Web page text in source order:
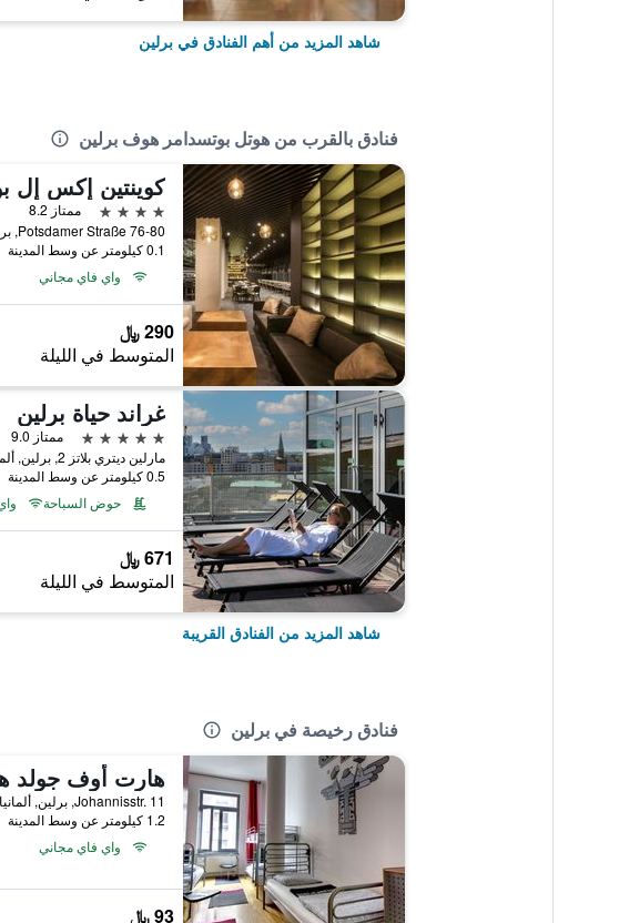
شاهد المزيد من أهم الفنادق في برلين
فنادق بالقرب من هوتل بوتسدامر هوف برلين
4 نجوم
ممتاز 8.2
Potsdamer Straße 76-80, برلين, ألمانيا
0.1 كيلومتر عن وسط المدينة
واي فاي مجاني
290 ﷼
المتوسط في الليلة
غراند حياة برلين
5 نجوم
ممتاز 9.0
مارلين ديتري بلاتز 2, برلين, ألمانيا
0.5 كيلومتر عن وسط المدينة
حوض السباحة
671 ﷼
المتوسط في الليلة
شاهد المزيد من الفنادق القريبة
فنادق رخيصة في برلين
Johannisstr. 11, برلين, ألمانيا
1.2 كيلومتر عن وسط المدينة
واي فاي مجاني
93 ﷼